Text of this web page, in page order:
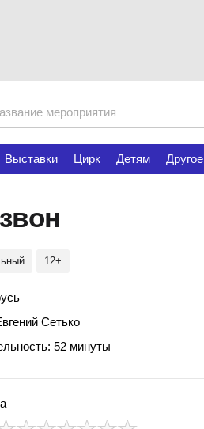
Выставки Цирк Детям Другое
12+
Сетько
52 минуты